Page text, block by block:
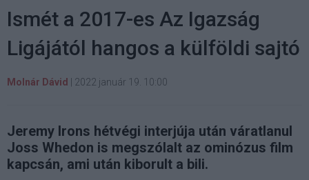
Ismét a 2017-es Az Igazság
Ligájától hangos a külföldi sajtó
Molnár Dávid | 2022 január 19. 10:00
Jeremy Irons hétvégi interjúja után váratlanul
Joss Whedon is megszólalt az ominózus film
kapcsán, ami után kiborult a bili.